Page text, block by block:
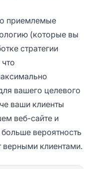
приемлемые
(которые вы
стратегии
вашего целевого
ваши клиенты
веб-сайте и
вероятность
верными клиентами.